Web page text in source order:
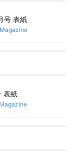
号 表紙
Magazine
表紙
Magazine